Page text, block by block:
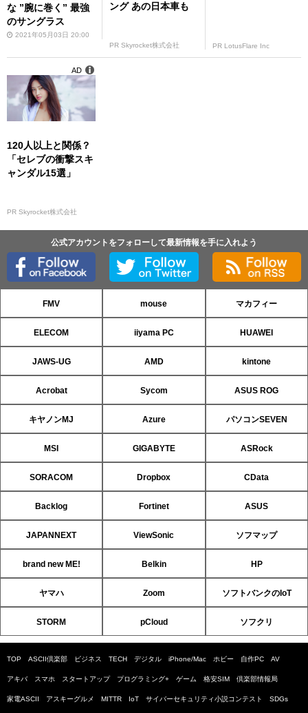
な ”腕に巻く” 最強
のサングラス
2021年05月03日 20:00
ング あの日本車も
PR Skyrocket株式会社 PR LotusFlare Inc
120人以上と関係？
「セレブの衝撃スキ
ャンダル15選」
PR Skyrocket株式会社
AD
公式アカウントをフォローして最新情報を手に入れよう
FMV mouse マカフィー
ELECOM iiyama PC HUAWEI
JAWS-UG AMD kintone
Acrobat Sycom ASUS ROG
キヤノンMJ Azure パソコンSEVEN
MSI GIGABYTE ASRock
SORACOM Dropbox CData
Backlog Fortinet ASUS
JAPANNEXT ViewSonic ソフマップ
brand new ME! Belkin HP
ヤマハ Zoom ソフトバンクのIoT
STORM pCloud ソフクリ
TOP ASCII倶楽部 ビジネス TECH デジタル iPhone/Mac ホビー 自作PC AV
アキバ スマホ スタートアップ プログラミング+ ゲーム 格安SIM 倶楽部情報局
家電ASCII アスキーグルメ MITTR IoT サイバーセキュリティ小説コンテスト SDGs